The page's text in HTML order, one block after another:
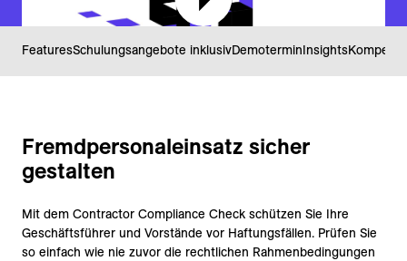
FeaturesSchulungsangebote inklusivDemoterminInsights
Fremdpersonaleinsatz sicher
gestalten
Mit dem Contractor Compliance Check schützen Sie Ihre
Geschäftsführer und Vorstände vor Haftungsfällen. Prüfen Sie
so einfach wie nie zuvor die rechtlichen Rahmenbedingungen